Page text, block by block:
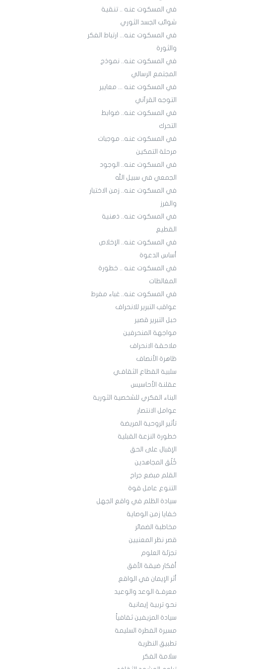
في المسكوت عنه .. تنقية
شوائب الجسد الثوري
في المسكوت عنه... ارتباط الفكر
والثورة
في المسكوت عنه.. نموذج
المجتمع الرسالي
في المسكوت عنه ... معايير
التوجه القرآني
في المسكوت عنه.. ضوابط
التحرك
في المسكوت عنه.. موجبات
مرحلة التمكين
في المسكوت عنه.. الوجود
الجمعي في سبيل الله
في المسكوت عنه.. زمن الاختبار
والفرز
في المسكوت عنه.. ذهنية
القطيع
في المسكوت عنه.. الإخلاص
أساس الدعوة
في المسكوت عنه .. خطورة
المغالطات
في المسكوت عنه.. غباء مفرط
عواقب التبرير للانحراف
حبل التبرير قصير
مواجهة المنحرفين
ملاحقة الانحراف
ظاهرة الأنصاف
سلبية القطاع الثقافـي
عقلنة الأحاسيس
البناء الفكري للشخصية الثورية
عوامل الانتصار
تأثير الروحية المريضة
خطورة النزعة القبلية
الإقبال على الحق
خُلُق المجاهدين
القلم مبضع جراح
التنوع عامل قوة
سيادة الظلم في واقع الجهل
خفايا زمن الوصاية
مخاطبة الضمائر
قصر نظر المعنيين
تجزئة العلوم
أفكار ضيقة الأفق
أثر الإيمان في الواقع
معرفـة الوعد والوعيد
نحو تربية إيمانية
سيادة المزيفين ثقافياً
مسيرة الفطرة السليمة
تطبيق النظرية
سلامة الفكر